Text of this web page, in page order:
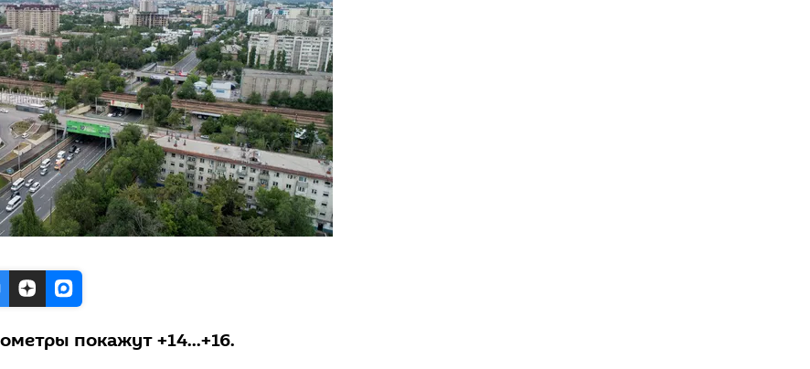
покажут +14...+16.